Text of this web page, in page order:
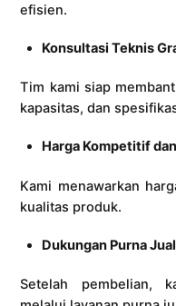
efisien.
Konsultasi Teknis
Tim kami siap
kapasitas, dan
Harga Kompetitif
Kami menawarkan
kualitas produk.
Dukungan Purna Jual
Setelah pembelian,